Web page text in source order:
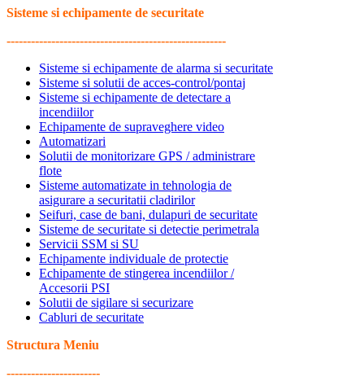
Sisteme si echipamente de securitate
------------------------------------------------------
Sisteme si echipamente de alarma si securitate
Sisteme si solutii de acces-control/pontaj
Sisteme si echipamente de detectare a
incendiilor
Echipamente de supraveghere video
Automatizari
Solutii de monitorizare GPS / administrare
flote
Sisteme automatizate in tehnologia de
asigurare a securitatii cladirilor
Seifuri, case de bani, dulapuri de securitate
Sisteme de securitate si detectie perimetrala
Servicii SSM si SU
Echipamente individuale de protectie
Echipamente de stingerea incendiilor /
Accesorii PSI
Solutii de sigilare si securizare
Cabluri de securitate
Structura Meniu
-----------------------